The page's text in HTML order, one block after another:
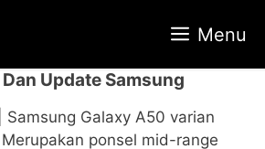
Menu
Update Samsung
| Samsung Galaxy A50 varian
ponsel mid-range